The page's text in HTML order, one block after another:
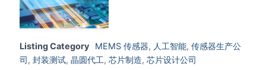
Listing Category MEMS 传感器, 人工智能, 传感器生产公
司, 封装测试, 晶圆代工, 芯片制造, 芯片设计公司